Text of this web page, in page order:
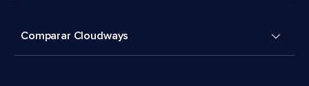
Comparar Cloudways